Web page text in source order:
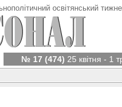
освітянський
№ 17 (474) 25 квітня - 1